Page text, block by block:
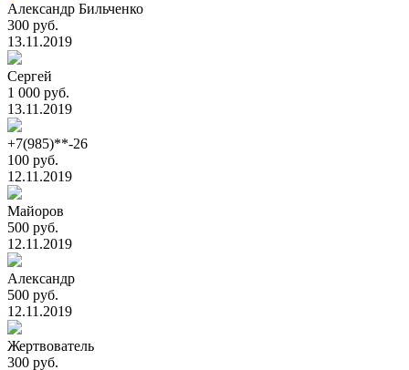
Александр Бильченко
300 руб.
13.11.2019
Сергей
1 000 руб.
13.11.2019
+7(985)**-26
100 руб.
12.11.2019
Майоров
500 руб.
12.11.2019
Александр
500 руб.
12.11.2019
Жертвователь
300 руб.